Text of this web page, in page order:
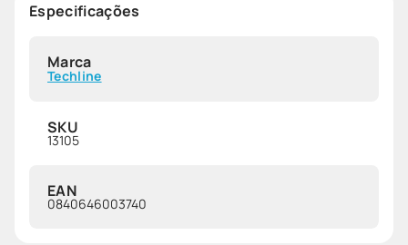
Especificações
Marca
Techline
SKU
13105
EAN
0840646003740